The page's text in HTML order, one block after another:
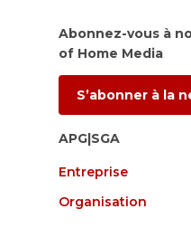
Abonnez-vous à
of Home Media
S’abonner à la
APG|SGA
Entreprise
Organisation